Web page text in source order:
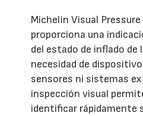
Michelin Visual
proporciona una
del estado de inflado
necesidad de
sensores ni sistemas
inspección visual
identificar rápidamente